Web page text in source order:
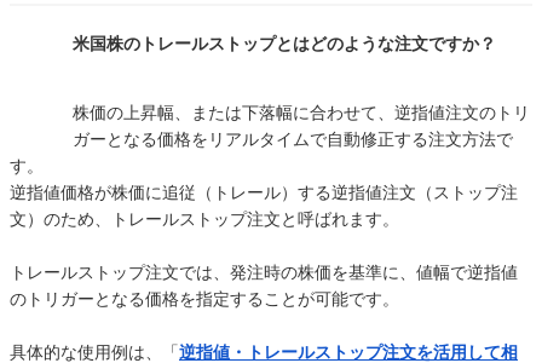
米国株のトレールストップとはどのような注文ですか？
株価の上昇幅、または下落幅に合わせて、逆指値注文のトリ
ガーとなる価格をリアルタイムで自動修正する注文方法で
す。
逆指値価格が株価に追従（トレール）する逆指値注文（ストップ注
文）のため、トレールストップ注文と呼ばれます。
トレールストップ注文では、発注時の株価を基準に、値幅で逆指値
のトリガーとなる価格を指定することが可能です。
具体的な使用例は、「逆指値・トレールストップ注文を活用して相